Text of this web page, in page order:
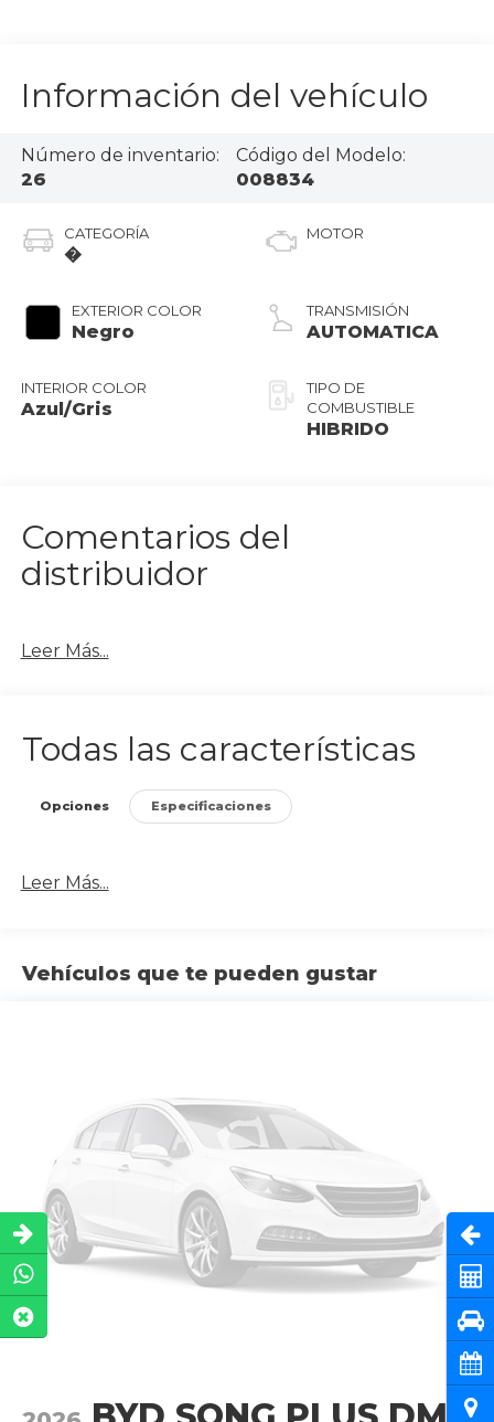
Información del vehículo
Número de inventario:
26
Código del Modelo:
008834
CATEGORÍA
�
EXTERIOR COLOR
Negro
INTERIOR COLOR
Azul/Gris
MOTOR
TRANSMISIÓN
AUTOMATICA
TIPO DE
COMBUSTIBLE
HIBRIDO
Comentarios del
distribuidor
Leer Más...
Todas las características
Opciones Especificaciones
Leer Más...
Vehículos que te pueden gustar